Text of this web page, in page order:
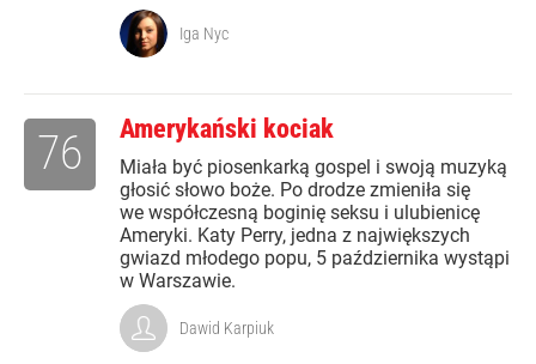
Iga Nyc
Amerykański kociak
Miała być piosenkarką gospel i swoją muzyką
głosić słowo boże. Po drodze zmieniła się
we współczesną boginię seksu i ulubienicę
Ameryki. Katy Perry, jedna z największych
gwiazd młodego popu, 5 października wystąpi
w Warszawie.
76
Dawid Karpiuk